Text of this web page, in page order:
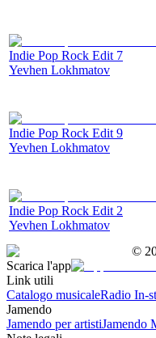
Indie Pop Rock Edit 7
Yevhen Lokhmatov
Indie Pop Rock Edit 9
Yevhen Lokhmatov
Indie Pop Rock Edit 2
Yevhen Lokhmatov
©
Scarica l'app
Link utili
Catalogo musicaleRadio In-
Jamendo
Jamendo per artistiJamendo